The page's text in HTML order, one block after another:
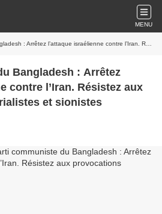
MENU
israélienne contre l’Iran. Résistez aux provocations impérialistes et sionistes
Bangladesh : Arrêtez
contre l’Iran. Résistez aux
et sionistes